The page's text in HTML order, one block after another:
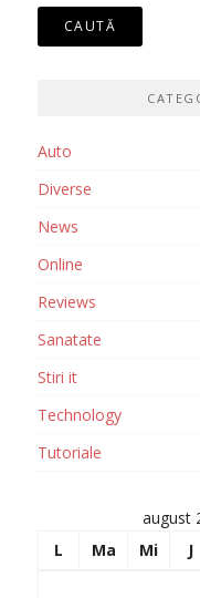
Auto
Diverse
News
Online
Reviews
Sanatate
Stiri it
Technology
Tutoriale
august
L
Ma Mi J